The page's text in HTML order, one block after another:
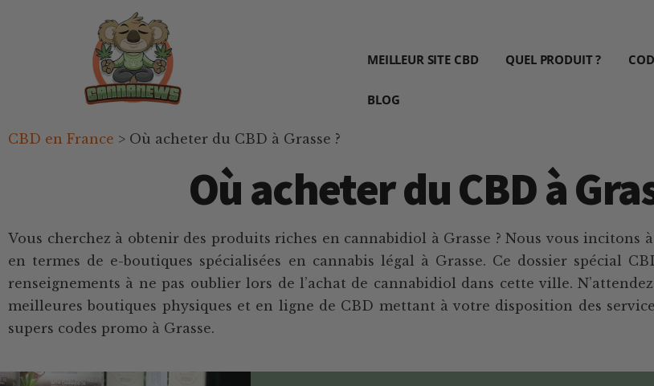
Cannanews.fr
MEILLEUR SITE CBD QUEL PRODUIT ?
BLOG
CBD en France > Où acheter du CBD à Grasse ?
Où acheter du CBD à
Vous cherchez à obtenir des produits riches en cannabidiol à Grasse ? Nous vous incitons
en termes de e-boutiques spécialisées en cannabis légal à Grasse. Ce dossier spécial
renseignements à ne pas oublier lors de l’achat de cannabidiol dans cette ville.
meilleures boutiques physiques et en ligne de CBD mettant à votre disposition des
supers codes promo à Grasse.